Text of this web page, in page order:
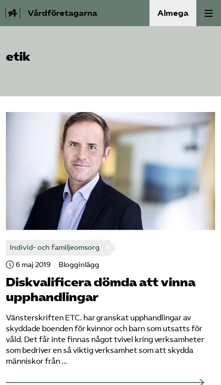
Vårdföretagarna Almega
Medlemskap
Våra frågor
Om oss
Kontakt
Pressrum
Privat Vårdfakta
Bli medlem
Logga in på Arbetsgivarguiden
etik
Individ- och familjeomsorg
6 maj 2019 Blogginlägg
Diskvalificera dömda att vinna
upphandlingar
Vänsterskriften ETC. har granskat upphandlingar av
skyddade boenden för kvinnor och barn som utsatts för
våld. Det får inte finnas något tvivel kring verksamheter
som bedriver en så viktig verksamhet som att skydda
människor från …